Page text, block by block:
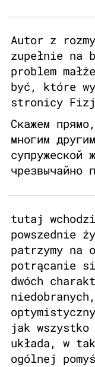
Autor z
zupełnie na
problem
być, które
stronicy
Скажем
многим
супружеской
чрезвычайно
tutaj
powszednie
patrzymy na
potrącanie
dwóch
jak
układa, w
ogólnej